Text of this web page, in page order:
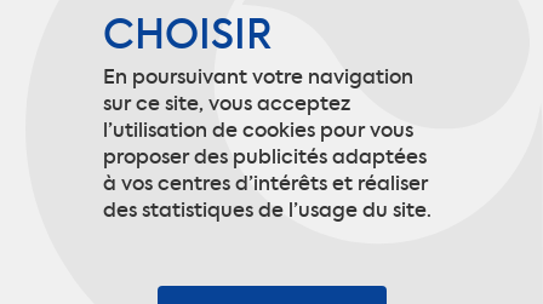
TOUTES LES OFFRES ET
INFORMATIONS DE
CODUPAL.
dans le cadre de l’envoi des newsletters et
CHOISIR
En poursuivant votre navigation
sur ce site, vous acceptez
l’utilisation de cookies pour vous
proposer des publicités adaptées
à vos centres d’intérêts et réaliser
des statistiques de l’usage du site.